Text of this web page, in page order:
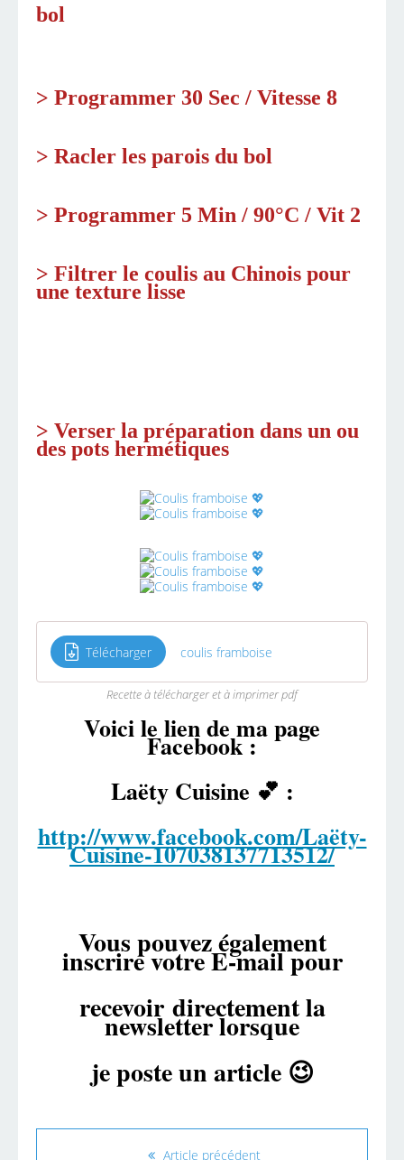
bol
> Programmer 30 Sec / Vitesse 8
> Racler les parois du bol
> Programmer 5 Min / 90°C / Vit 2
> Filtrer le coulis au Chinois pour
une texture lisse
> Verser la préparation dans un ou
des pots hermétiques
Télécharger coulis framboise
Recette à télécharger et à imprimer pdf
Voici le lien de ma page
Facebook :
Laëty Cuisine 💕 :
http://www.facebook.com/Laëty-
Cuisine-107038137713512/
Vous pouvez également
inscrire votre E-mail pour
recevoir directement la
newsletter lorsque
je poste un article 😉
Article précédent